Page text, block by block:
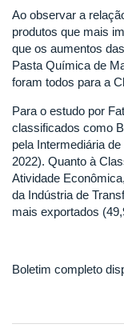
Ao observar a
produtos que mais
que os aumentos
Pasta Química de
foram todos para a
Para o estudo por
classificados como
pela Intermediária
2022). Quanto à
Atividade
da Indústria de
mais exportados
Boletim completo